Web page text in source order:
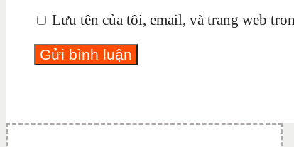
Lưu tên của tôi, email, và trang web